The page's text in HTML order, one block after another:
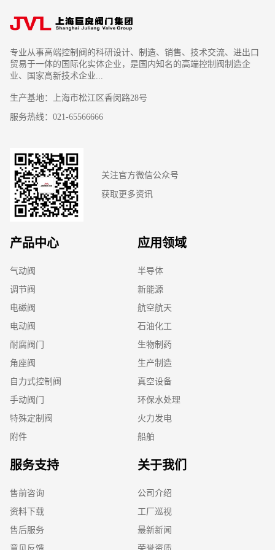
专业从事高端控制阀的科研设计、制造、销售、技术交流、进出口
贸易于一体的国际化实体企业，是国内知名的高端控制阀制造企
业、国家高新技术企业...
生产基地：上海市松江区香闵路28号
服务热线：021-65566666
关注官方微信公众号
获取更多资讯
产品中心
气动阀
调节阀
电磁阀
电动阀
耐腐阀门
角座阀
自力式控制阀
手动阀门
特殊定制阀
附件
应用领域
半导体
新能源
航空航天
石油化工
生物制药
生产制造
真空设备
环保水处理
火力发电
船舶
服务支持
售前咨询
资料下载
售后服务
关于我们
公司介绍
工厂巡视
最新新闻